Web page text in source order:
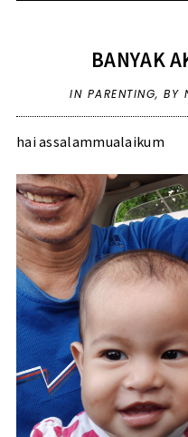
BANYAK
IN PARENTING,BY
hai assalammualaikum